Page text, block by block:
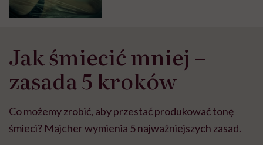
Jak śmiecić mniej –
zasada 5 kroków
Co możemy zrobić, aby przestać produkować tonę
śmieci? Majcher wymienia 5 najważniejszych zasad.